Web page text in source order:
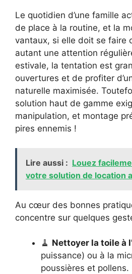
Le quotidien d’une famille
de place à la routine, et la
vantaux, si elle doit se faire
autant une attention
estivale, la tentation est
ouvertures et de profiter
naturelle maximisée.
solution haut de gamme
manipulation, et montage
pires ennemis !
Lire aussi : Louez
votre solution de location
Au cœur des bonnes
concentre sur quelques
🧹 Nettoyer la toile à
puissance) ou à la
poussières et pollens.